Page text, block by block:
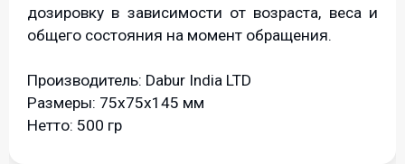
дозировку в зависимости от возраста, веса и
общего состояния на момент обращения.
Производитель: Dabur India LTD
Размеры: 75х75х145 мм
Нетто: 500 гр